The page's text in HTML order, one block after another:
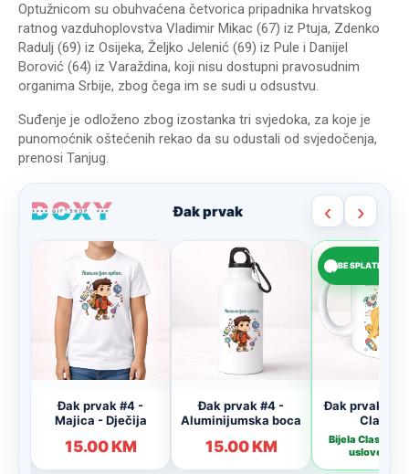
Optužnicom su obuhvaćena četvorica pripadnika hrvatskog
ratnog vazduhoplovstva Vladimir Mikac (67) iz Ptuja, Zdenko
Radulj (69) iz Osijeka, Željko Jelenić (69) iz Pule i Danijel
Borović (64) iz Varaždina, koji nisu dostupni pravosudnim
organima Srbije, zbog čega im se sudi u odsustvu.
Suđenje je odloženo zbog izostanka tri svjedoka, za koje je
punomoćnik oštećenih rekao da su odustali od svjedočenja,
prenosi Tan‌jug.